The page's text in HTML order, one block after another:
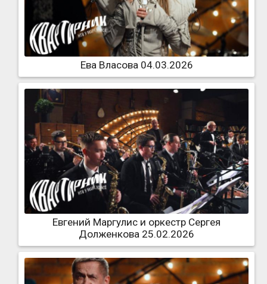
Ева Власова 04.03.2026
Евгений Маргулис и оркестр Сергея
Долженкова 25.02.2026